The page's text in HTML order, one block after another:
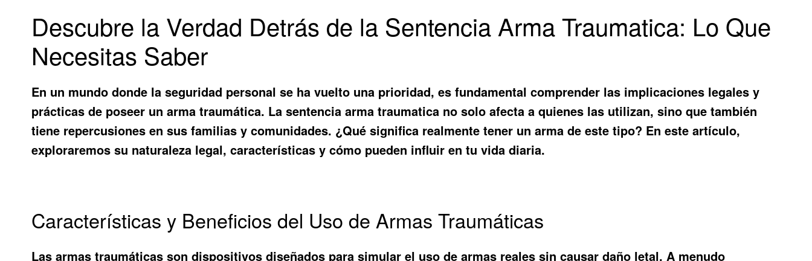
Descubre la Verdad Detrás de la Sentencia Arma Traumatica: Lo Que
Necesitas Saber
En un mundo donde la seguridad personal se ha vuelto una prioridad, es fundamental comprender las implicaciones legales y
prácticas de poseer un arma traumática. Lasentencia arma traumatica no solo afecta a quienes las utilizan, sino que también
tiene repercusiones en sus familias y comunidades. ¿Qué significa realmente tener un arma de este tipo? En este artículo,
exploraremos su naturaleza legal, características y cómo pueden influir en tu vida diaria.
Características y Beneficios del Uso de Armas Traumáticas
Las armas traumáticas son dispositivos diseñados para simular el uso de armas reales sin causar daño letal. A menudo